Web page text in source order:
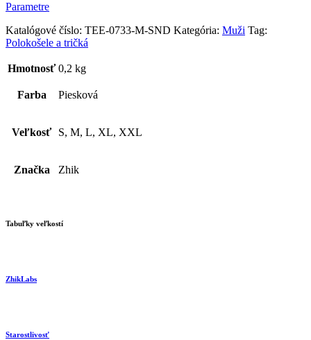
Parametre
Katalógové číslo: TEE-0733-M-SND Kategória: Muži Tag:
Polokošele a tričká
Hmotnosť 0,2 kg
Farba Piesková
Veľkosť S, M, L, XL, XXL
Značka Zhik
Tabuľky veľkostí
ZhikLabs
Starostlivosť